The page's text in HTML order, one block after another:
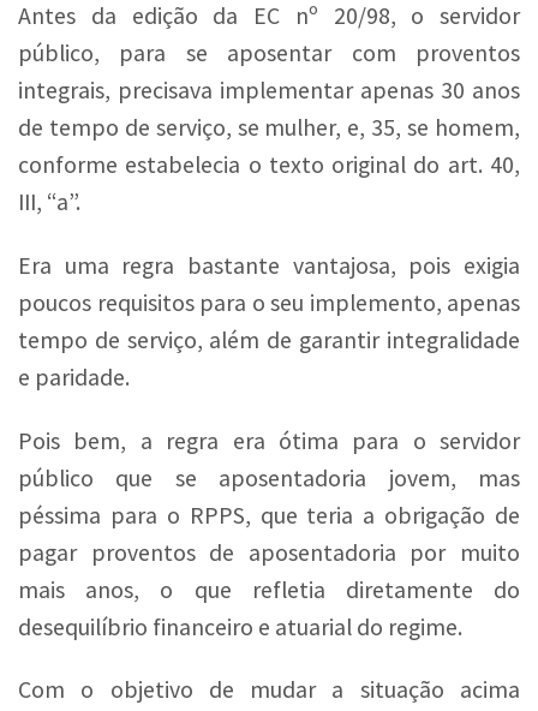
Antes da edição da EC nº 20/98, o servidor
público, para se aposentar com proventos
integrais, precisava implementar apenas 30 anos
de tempo de serviço, se mulher, e, 35, se homem,
conforme estabelecia o texto original do art. 40,
III, “a”.
Era uma regra bastante vantajosa, pois exigia
poucos requisitos para o seu implemento, apenas
tempo de serviço, além de garantir integralidade
e paridade.
Pois bem, a regra era ótima para o servidor
público que se aposentadoria jovem, mas
péssima para o RPPS, que teria a obrigação de
pagar proventos de aposentadoria por muito
mais anos, o que refletia diretamente do
desequilíbrio financeiro e atuarial do regime.
Com o objetivo de mudar a situação acima